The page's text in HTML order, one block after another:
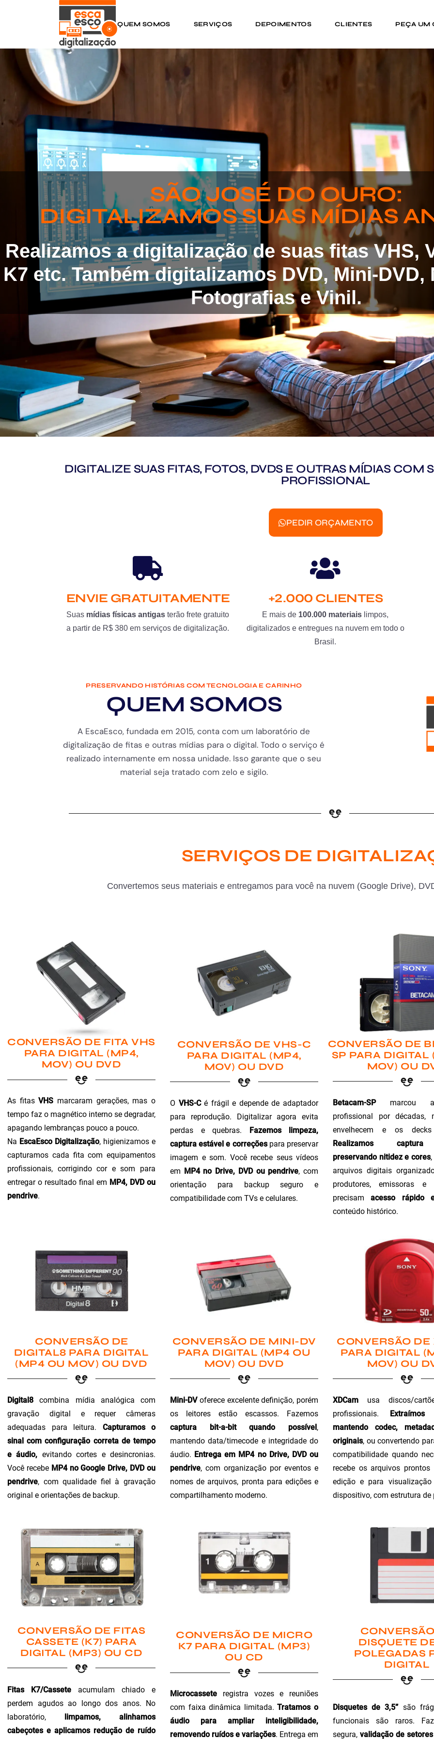
QUEM SOMOS SERVIÇOS DEPOIMENTOS CLIENTES PEÇA UM
SÃO JOSÉ DO OURO:
DIGITALIZAMOS SUAS MÍDIAS
Realizamos a digitalização de suas fitas VHS,
K7 etc. Também digitalizamos DVD, Mini-DVD,
Fotografias e Vinil.
DIGITALIZE SUAS FITAS, FOTOS, DVDS E OUTRAS MÍDIAS COM
PROFISSIONAL
PEDIR ORÇAMENTO
ENVIE GRATUITAMENTE
Suas mídias físicas antigas terão frete gratuito
a partir de R$ 380 em serviços de digitalização.
+2.000 CLIENTES
E mais de 100.000 materiais limpos,
digitalizados e entregues na nuvem em todo o
Brasil.
PRESERVANDO HISTÓRIAS COM TECNOLOGIA E CARINHO
QUEM SOMOS
A EscaEsco, fundada em 2015, conta com um laboratório de
digitalização de fitas e outras mídias para o digital. Todo o serviço é
realizado internamente em nossa unidade. Isso garante que o seu
material seja tratado com zelo e sigilo.
SERVIÇOS DE
Convertemos seus materiais e entregamos para você na nuvem (Google Drive),
CONVERSÃO DE FITA VHS
PARA DIGITAL (MP4,
MOV) OU DVD
As fitasVHS marcaram gerações, mas o
tempo faz o magnético interno se degradar,
apagando lembranças pouco a pouco.
Na EscaEsco Digitalização, higienizamos e
capturamos cada fita com equipamentos
profissionais, corrigindo cor e som para
entregar o resultado final em MP4, DVD ou
pendrive.
CONVERSÃO DE VHS-C
PARA DIGITAL (MP4,
MOV) OU DVD
O VHS-Cé frágil e depende de adaptador
para reprodução. Digitalizar agora evita
perdas e quebras. Fazemos limpeza,
captura estável e correçõespara preservar
imagem e som. Você recebe seus vídeos
em MP4 no Drive, DVD ou pendrive, com
orientação para backup seguro e
compatibilidade com TVs e celulares.
CONVERSÃO DE
SP PARA DIGITAL
MOV) OU
Betacam-SPmarcou a
profissional por
envelhecem e os
Realizamos captura
preservando nitidez e cores
arquivos digitais
produtores, emissoras e
precisamacesso rápido
conteúdo histórico.
CONVERSÃO DE
DIGITAL8 PARA DIGITAL
(MP4 OU MOV) OU DVD
Digital8 combina mídia analógica com
gravação digital e requer câmeras
adequadas para leitura. Capturamos o
sinal com configuração correta de tempo
e áudio, evitando cortes e desincronias.
Você recebe MP4 no Google Drive, DVD ou
pendrive, com qualidade fiel à gravação
original e orientações de backup.
CONVERSÃO DE MINI-DV
PARA DIGITAL (MP4 OU
MOV) OU DVD
Mini-DVoferece excelente definição, porém
os leitores estão escassos. Fazemos
captura bit-a-bit quando possível,
mantendo data/timecode e integridade do
áudio. Entrega em MP4 no Drive, DVD ou
pendrive, com organização por eventos e
nomes de arquivos, pronta para edições e
compartilhamento moderno.
CONVERSÃO
PARA DIGITAL
MOV) OU
XDCam usa discos/
profissionais.
mantendo codec,
originais, ou convertendo
compatibilidade quando
recebe os arquivos
edição e para
dispositivo, com estrutura
CONVERSÃO DE FITAS
CASSETE (K7) PARA
DIGITAL (MP3) OU CD
Fitas K7/Cassete acumulam chiado e
perdem agudos ao longo dos anos. No
laboratório, limpamos, alinhamos
cabeçotes e aplicamos redução de ruído
CONVERSÃO DE MICRO
K7 PARA DIGITAL (MP3)
OU CD
Microcassete registra vozes e reuniões
com faixa dinâmica limitada.Tratamos o
áudio para ampliar inteligibilidade,
removendo ruídos e variações. Entrega em
DISQUETE
POLEGADAS
DIGITAL
Disquetes de 3,5”são
funcionais são raros.
segura, validação de